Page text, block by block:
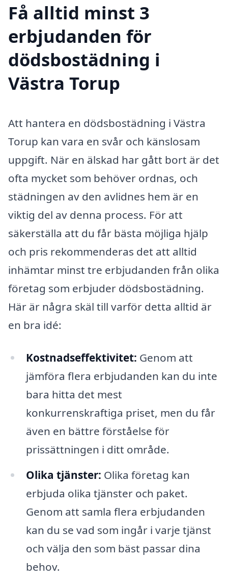
Få alltid minst 3
erbjudanden för
dödsbostädning i
Västra Torup
Att hantera en dödsbostädning i Västra
Torup kan vara en svår och känslosam
uppgift. När en älskad har gått bort är det
ofta mycket som behöver ordnas, och
städningen av den avlidnes hem är en
viktig del av denna process. För att
säkerställa att du får bästa möjliga hjälp
och pris rekommenderas det att alltid
inhämtar minst tre erbjudanden från olika
företag som erbjuder dödsbostädning.
Här är några skäl till varför detta alltid är
en bra idé:
Kostnadseffektivitet: Genom att
jämföra flera erbjudanden kan du inte
bara hitta det mest
konkurrenskraftiga priset, men du får
även en bättre förståelse för
prissättningen i ditt område.
Olika tjänster: Olika företag kan
erbjuda olika tjänster och paket.
Genom att samla flera erbjudanden
kan du se vad som ingår i varje tjänst
och välja den som bäst passar dina
behov.